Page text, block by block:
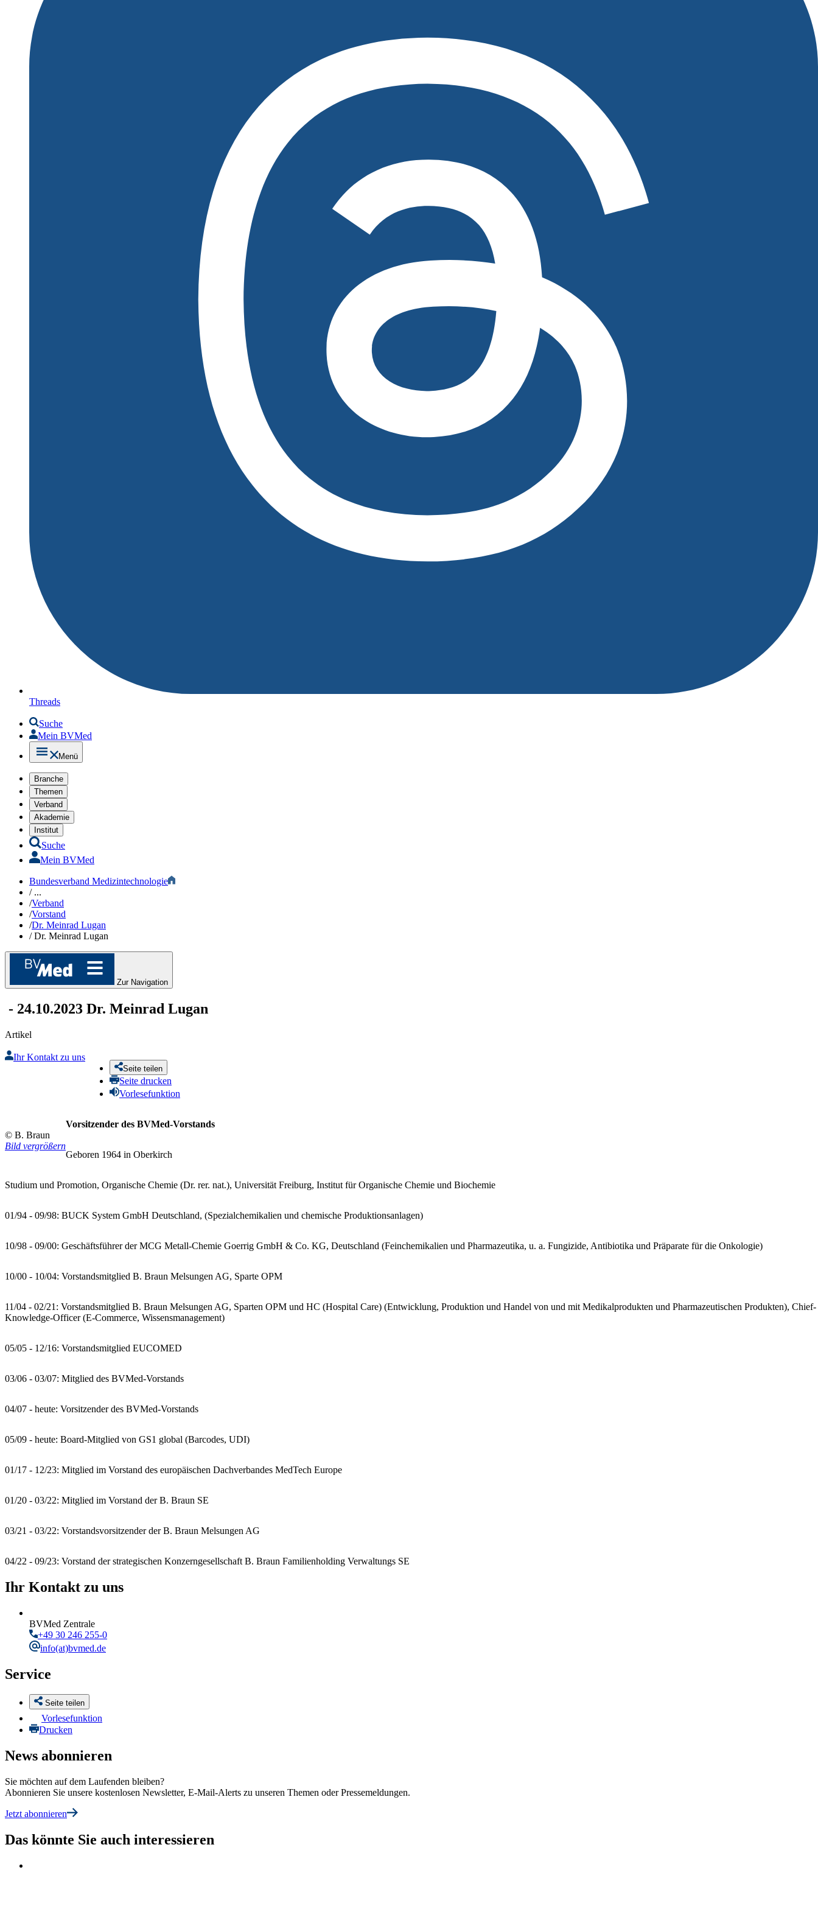
Threads
Suche
Mein BVMed
Menü
Branche
Themen
Verband
Akademie
Institut
Suche
Mein BVMed
Bundesverband Medizintechnologie
/...
/Verband
/Vorstand
/Dr. Meinrad Lugan
/Dr. Meinrad Lugan
Zur Navigation
- 24.10.2023 Dr. Meinrad Lugan
Artikel
Ihr Kontakt zu uns
Seite teilen
Seite drucken
Vorlesefunktion
© B. Braun
Bild vergrößern
Vorsitzender des BVMed-Vorstands
Geboren 1964 in Oberkirch
Studium und Promotion, Organische Chemie (Dr. rer. nat.), Universität Freiburg, Institut für Organische Chemie und Biochemie
01/94 - 09/98: BUCK System GmbH Deutschland, (Spezialchemikalien und chemische Produktionsanlagen)
10/98 - 09/00: Geschäftsführer der MCG Metall-Chemie Goerrig GmbH & Co. KG, Deutschland (Feinchemikalien und Pharmazeutika, u. a. Fungizide, Antibiotika und Präparate für die Onkologie)
10/00 - 10/04: Vorstandsmitglied B. Braun Melsungen AG, Sparte OPM
11/04 - 02/21: Vorstandsmitglied B. Braun Melsungen AG, Sparten OPM und HC (Hospital Care) (Entwicklung, Produktion und Handel von und mit Medikalprodukten und Pharmazeutischen Produkten), Chief-
Knowledge-Officer (E-Commerce, Wissensmanagement)
05/05 - 12/16: Vorstandsmitglied EUCOMED
03/06 - 03/07: Mitglied des BVMed-Vorstands
04/07 - heute: Vorsitzender des BVMed-Vorstands
05/09 - heute: Board-Mitglied von GS1 global (Barcodes, UDI)
01/17 - 12/23: Mitglied im Vorstand des europäischen Dachverbandes MedTech Europe
01/20 - 03/22: Mitglied im Vorstand der B. Braun SE
03/21 - 03/22: Vorstandsvorsitzender der B. Braun Melsungen AG
04/22 - 09/23: Vorstand der strategischen Konzerngesellschaft B. Braun Familienholding Verwaltungs SE
Ihr Kontakt zu uns
BVMed Zentrale
+49 30 246 255-0
info(at)bvmed.de
Service
Seite teilen
Vorlesefunktion
Drucken
News abonnieren
Sie möchten auf dem Laufenden bleiben?
Abonnieren Sie unsere kostenlosen Newsletter, E-Mail-Alerts zu unseren Themen oder Pressemeldungen.
Jetzt abonnieren
Das könnte Sie auch interessieren